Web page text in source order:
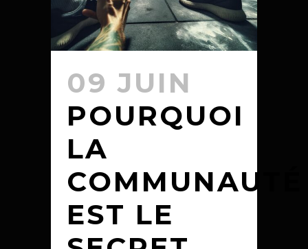
09 JUIN
POURQUOI
LA
COMMUNAUTÉ
EST LE